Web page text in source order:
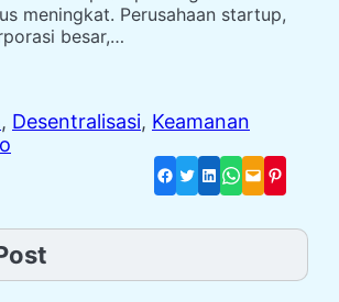
meningkat. Perusahaan startup,
besar,…
, Desentralisasi, Keamanan